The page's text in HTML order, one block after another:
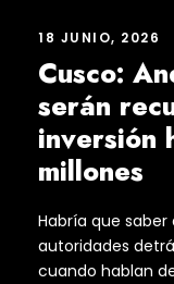
18 JUNIO, 2026
Cusco:
serán
inversión
millones
Habría que
autoridades
cuando hablan